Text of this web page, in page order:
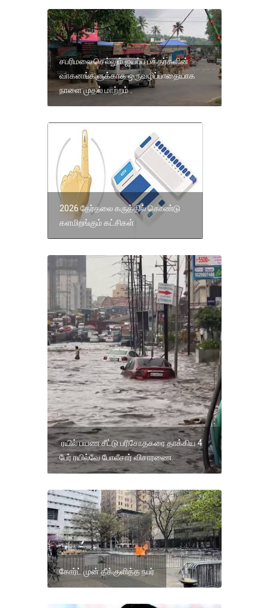
சபரிமலை செல்லும் ஐயப்ப பக்தர்களின்
வாகனங்களுக்காக ஒருவழிப்பாதையாக
நாளை முதல் மாற்றம் .
2026 தேர்தலை கருத்தில் கொண்டு
களமிறங்கும் கட்சிகள்
ரயில் பயண சீட்டு பரிசோதகரை தாக்கிய 4
பேர் ரயில்வே போலீசார் விசாரணை.
கோர்ட் முன் தீக்குளித்த நபர்